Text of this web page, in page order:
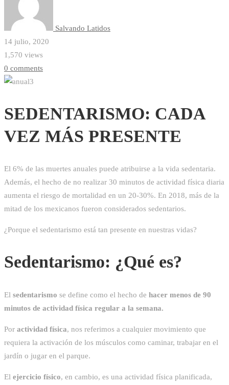
Salvando Latidos
14 julio, 2020
1,570 views
0 comments
SEDENTARISMO: CADA
VEZ MÁS PRESENTE
El 6% de las muertes anuales puede atribuirse a la vida sedentaria.
Además, el hecho de no realizar 30 minutos de actividad física diaria
aumenta el riesgo de mortalidad en un 20-30%. En 2018, más de la
mitad de los mexicanos fueron considerados sedentarios.
¿Porque el sedentarismo está tan presente en nuestras vidas?
Sedentarismo: ¿Qué es?
El sedentarismo se define como el hecho de hacer menos de 90
minutos de actividad física regular a la semana.
Por actividad física, nos referimos a cualquier movimiento que
requiera la activación de los músculos como caminar, trabajar en el
jardín o jugar en el parque.
El ejercicio físico, en cambio, es una actividad física planificada,